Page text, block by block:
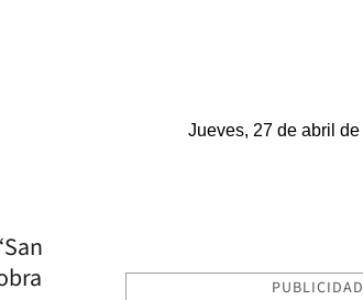
Jueves, 27 de abril
PUBLICIDAD